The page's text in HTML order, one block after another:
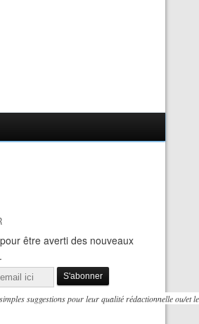
suggestions pour leur qualité rédactionnelle ou/et
être averti des nouveaux